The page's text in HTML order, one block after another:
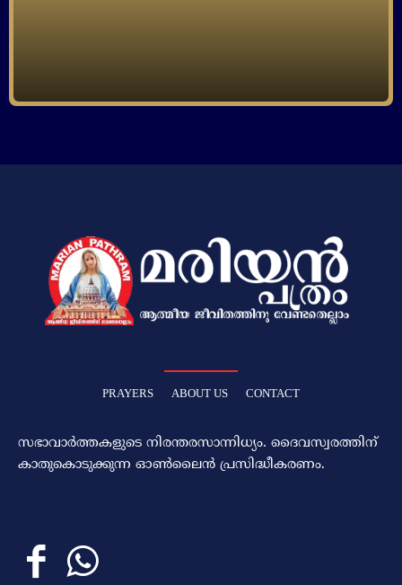
PRAYERS ABOUT US CONTACT
സഭാവാര്‍ത്തകളുടെ നിരന്തരസാന്നിധ്യം. ദൈവസ്വരത്തിന്‌
കാതുകൊടുക്കുന്ന ഓണ്‍ലൈന്‍ പ്രസിദ്ധീകരണം.